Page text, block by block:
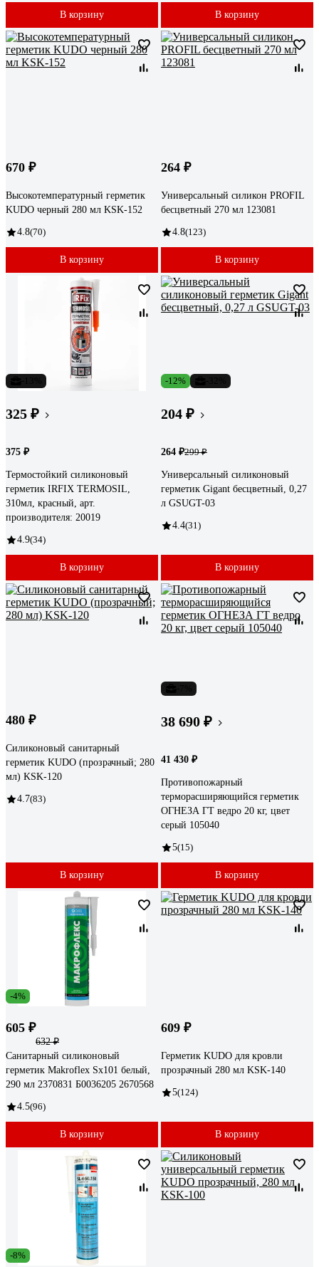
В корзину В корзину
670 ₽
Высокотемпературный герметик
KUDO черный 280 мл KSK-152
4.8(70)
В корзину
264 ₽
Универсальный силикон PROFIL
бесцветный 270 мл 123081
4.8(123)
В корзину
325 ₽
375 ₽
Термостойкий силиконовый
герметик IRFIX TERMOSIL,
310мл, красный, арт.
производителя: 20019
4.9(34)
В корзину
-12%
204 ₽
264 ₽299 ₽
Универсальный силиконовый
герметик Gigant бесцветный, 0,27
л GSUGT-03
4.4(31)
В корзину
480 ₽
Силиконовый санитарный
герметик KUDO (прозрачный; 280
мл) KSK-120
4.7(83)
В корзину
38 690 ₽
41 430 ₽
Противопожарный
терморасширяющийся герметик
ОГНЕЗА ГТ ведро 20 кг, цвет
серый 105040
5(15)
В корзину
-4%
605 ₽
632 ₽
Санитарный силиконовый
герметик Makroflex Sx101 белый,
290 мл 2370831 Б0036205 2670568
4.5(96)
В корзину
609 ₽
Герметик KUDO для кровли
прозрачный 280 мл KSK-140
5(124)
В корзину
-8%